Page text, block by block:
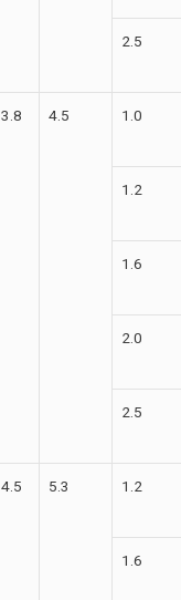
2.5
3.8 4.5 1.0
1.2
1.6
2.0
2.5
4.5 5.3 1.2
1.6